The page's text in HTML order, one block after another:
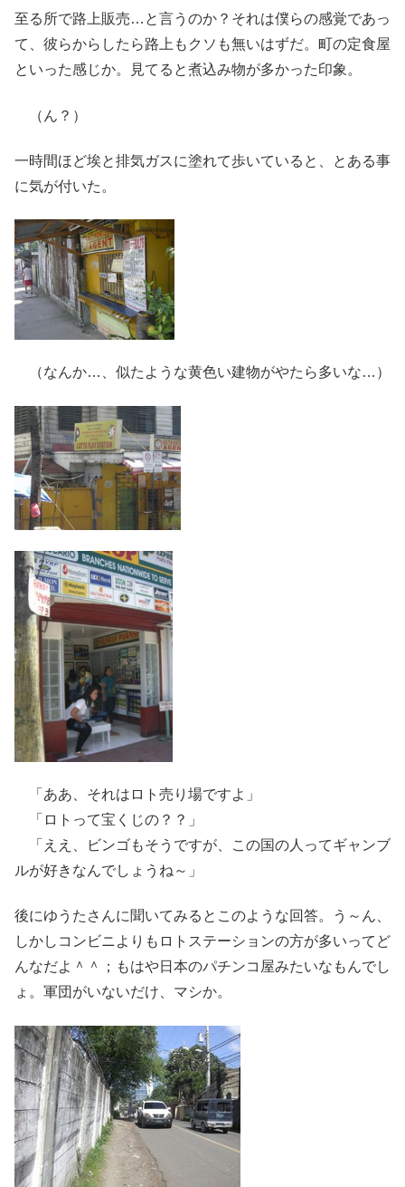
至る所で路上販売…と言うのか？それは僕らの感覚であっ
て、彼らからしたら路上もクソも無いはずだ。町の定食屋
といった感じか。見てると煮込み物が多かった印象。
（ん？）
一時間ほど埃と排気ガスに塗れて歩いていると、とある事
に気が付いた。
（なんか…、似たような黄色い建物がやたら多いな…）
「ああ、それはロト売り場ですよ」
「ロトって宝くじの？？」
「ええ、ビンゴもそうですが、この国の人ってギャンブ
ルが好きなんでしょうね～」
後にゆうたさんに聞いてみるとこのような回答。う～ん、
しかしコンビニよりもロトステーションの方が多いってど
んなだよ＾＾；もはや日本のパチンコ屋みたいなもんでし
ょ。軍団がいないだけ、マシか。